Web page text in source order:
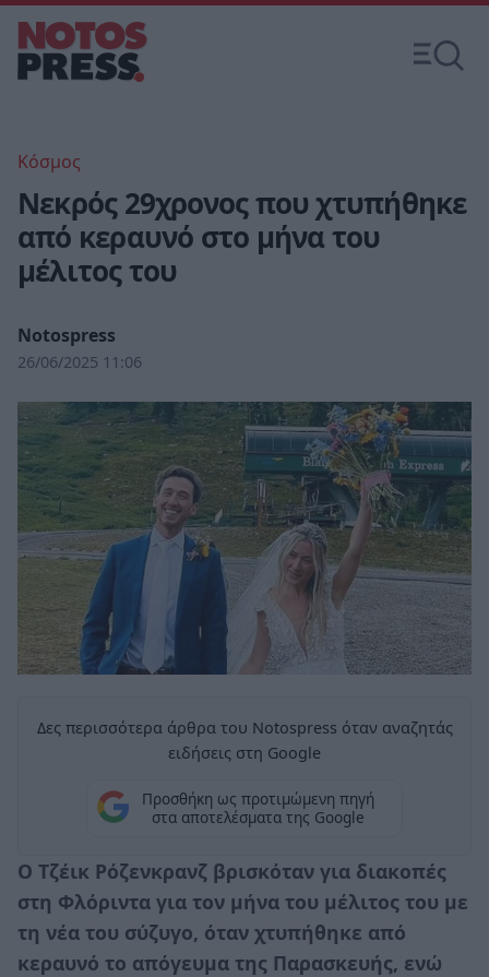
Κόσμος
Νεκρός 29χρονος που χτυπήθηκε
από κεραυνό στο μήνα του
μέλιτος του
Notospress
26/06/2025 11:06
Δες περισσότερα άρθρα του Notospress όταν αναζητάς
ειδήσεις στη Google
Προσθήκη ως προτιμώμενη πηγή
στα αποτελέσματα της Google
Ο Τζέικ Ρόζενκρανζ βρισκόταν για διακοπές
στη Φλόριντα για τον μήνα του μέλιτος του με
τη νέα του σύζυγο, όταν χτυπήθηκε από
κεραυνό το απόγευμα της Παρασκευής, ενώ